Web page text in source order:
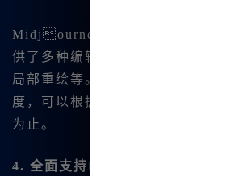
Midjourney不仅能根🔥据文字生
供了多种编辑功能，譬如微调、变
局部重绘等。这些工具为用户提供
度，可以根据自己的需求调整每个
为止。
4. 全面支持Midjourney V6.1和